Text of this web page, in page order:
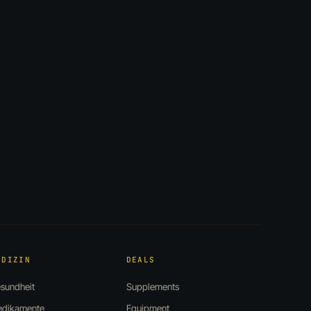
DEALS
Supplements
Equipment